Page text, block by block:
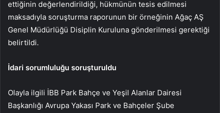
ettiğinin değerlendirildiği, hükmünün tesis edilmesi
maksadıyla soruşturma raporunun bir örneğinin Ağaç AŞ
Genel Müdürlüğü Disiplin Kuruluna gönderilmesi gerektiği
belirtildi.
İdari sorumluluğu soruşturuldu
Olayla ilgili İBB Park Bahçe ve Yeşil Alanlar Dairesi
Başkanlığı Avrupa Yakası Park ve Bahçeler Şube